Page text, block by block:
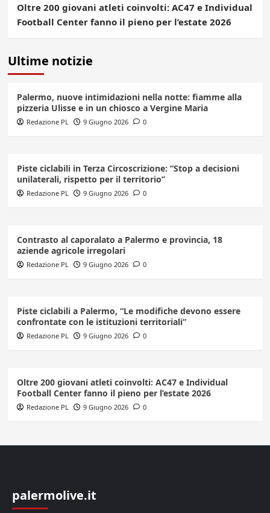
Oltre 200 giovani atleti coinvolti: AC47 e Individual
Football Center fanno il pieno per l’estate 2026
Ultime notizie
Palermo, nuove intimidazioni nella notte: fiamme alla
pizzeria Ulisse e in un chiosco a Vergine Maria
Redazione PL 9 Giugno 2026 0
Piste ciclabili in Terza Circoscrizione: “Stop a decisioni
unilaterali, rispetto per il territorio”
Redazione PL 9 Giugno 2026 0
Contrasto al caporalato a Palermo e provincia, 18
aziende agricole irregolari
Redazione PL 9 Giugno 2026 0
Piste ciclabili a Palermo, “Le modifiche devono essere
confrontate con le istituzioni territoriali”
Redazione PL 9 Giugno 2026 0
Oltre 200 giovani atleti coinvolti: AC47 e Individual
Football Center fanno il pieno per l’estate 2026
Redazione PL 9 Giugno 2026 0
palermolive.it